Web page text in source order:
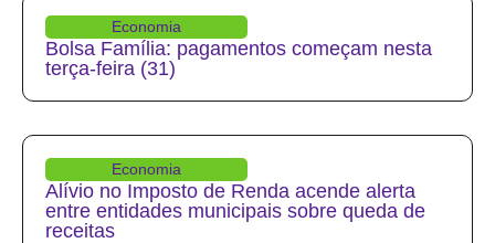
Economia
Bolsa Família: pagamentos começam nesta
terça-feira (31)
Economia
Alívio no Imposto de Renda acende alerta
entre entidades municipais sobre queda de
receitas